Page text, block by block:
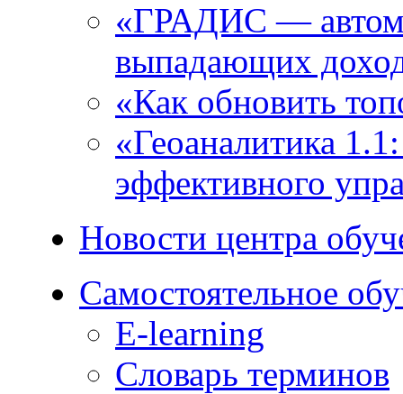
«ГРАДИС ―
выпадающих
«Как обновить
«Геоаналитика
эффективного
Новости центра
Самостоятельное
E-learning
Словарь терминов